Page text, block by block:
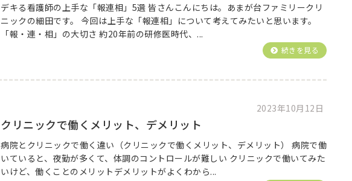
デキる看護師の上手な「報連相」5選 皆さんこんにちは。あまが台ファミリークリ
ニックの細田です。 今回は上手な「報連相」について考えてみたいと思います。
「報・連・相」の大切さ 約20年前の研修医時代、...
続きを見る
2023年10月12日
クリニックで働くメリット、デメリット
病院とクリニックで働く違い（クリニックで働くメリット、デメリット） 病院で働
いていると、夜勤が多くて、体調のコントロールが難しい クリニックで働いてみた
いけど、働くことのメリットデメリットがよくわから...